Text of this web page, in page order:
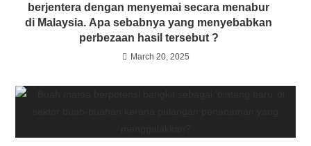
berjentera dengan menyemai secara menabur
di Malaysia. Apa sebabnya yang menyebabkan
perbezaan hasil tersebut ?
March 20, 2025